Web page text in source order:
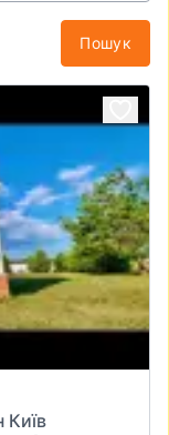
Пошук
Київ